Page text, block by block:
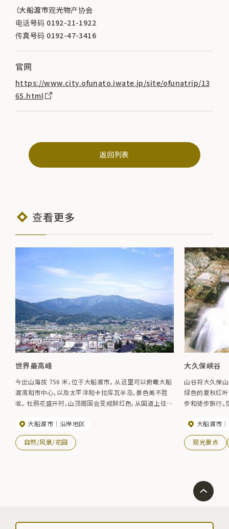
（大船渡市观光物产协会
电话号码 0192-21-1922
传真号码 0192-47-3416
官网
https://www.city.ofunato.iwate.jp/site/ofunatrip/13
65.html
返回列表
查看更多
世界最高峰
今出山海拔 756 米，位于大船渡市。 从这里可以俯瞰大船
渡湾和市中心，以及太平洋和卡拉库瓦半岛，景色美不胜
收。 杜鹃花盛开时，山顶周围会变成鲜红色，从国道上往上
开的杜鹃花丛中漫步。 站在山顶，您可以俯瞰盛开的杜鹃
花、山下的小镇，甚至蔚蓝的大海。 花期】五月下旬至六月
上旬。
大船渡市 沿岸地区
自然/风景/花园
大久保峡谷
山谷将大久保
绿色的夏秋红
步和徒步旅行。
大船渡市
观光景点